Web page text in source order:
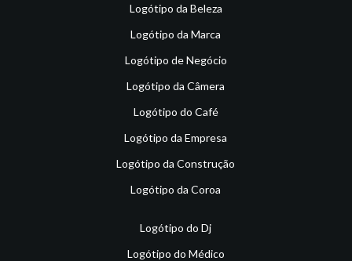
Logótipo da Beleza
Logótipo da Marca
Logótipo de Negócio
Logótipo da Câmera
Logótipo do Café
Logótipo da Empresa
Logótipo da Construção
Logótipo da Coroa
Logótipo do Dj
Logótipo do Médico